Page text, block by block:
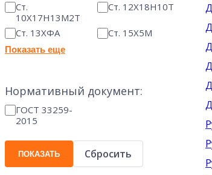
Ст.
10Х17Н13М2Т
Ст. 12Х18Н10Т
Ст. 13ХФА Ст. 15Х5М
Показать еще
Нормативный документ:
ГОСТ 33259-
2015
Сбросить